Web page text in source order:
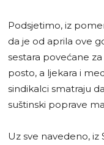
Podsjetimo, iz
da je od aprila ove
sestara povećane
posto, a ljekara i
sindikalci smatraju
suštinski poprave
Uz sve navedeno,